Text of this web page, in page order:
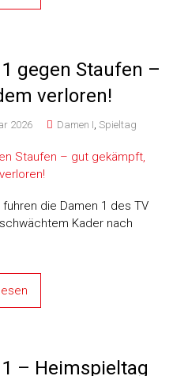
gegen Staufen –
verloren!
2026 Damen I,Spieltag
die Damen 1 des TV
Kader nach
– Heimspieltag